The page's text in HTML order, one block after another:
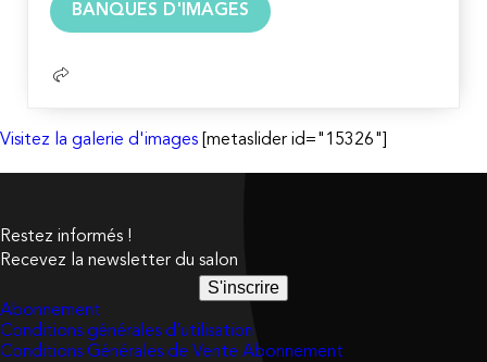
BANQUES D'IMAGES
Visitez la galerie d'images [metaslider id="15326"]
Restez informés !
Recevez la newsletter du salon
S'inscrire
Abonnement
Conditions générales d’utilisation
Conditions Générales de Vente Abonnement